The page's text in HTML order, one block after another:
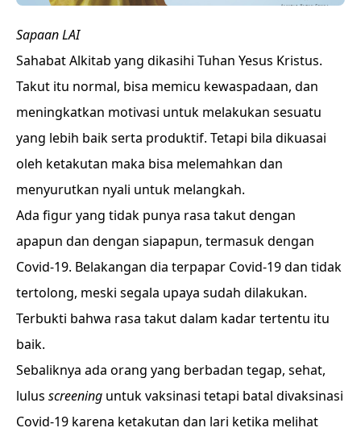
SapaanLAI
Sahabat Alkitab yang dikasihi Tuhan Yesus Kristus.
Takut itu normal, bisa memicu kewaspadaan, dan
meningkatkan motivasi untuk melakukan sesuatu
yang lebih baik serta produktif. Tetapi bila dikuasai
oleh ketakutan maka bisa melemahkan dan
menyurutkan nyali untuk melangkah.
Ada figur yang tidak punya rasa takut dengan
apapun dan dengan siapapun, termasuk dengan
Covid-19. Belakangan dia terpapar Covid-19 dan tidak
tertolong, meski segala upaya sudah dilakukan.
Terbukti bahwa rasa takut dalam kadar tertentu itu
baik.
Sebaliknya ada orang yang berbadan tegap, sehat,
lulus screening untuk vaksinasi tetapi batal divaksinasi
Covid-19 karena ketakutan dan lari ketika melihat